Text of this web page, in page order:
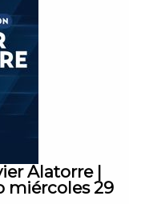
Alatorre |
miércoles 29